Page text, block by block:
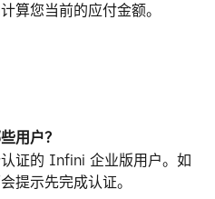
算您当前的应付金额。
用户？
证的 Infini 企业版用户。如
提示先完成认证。